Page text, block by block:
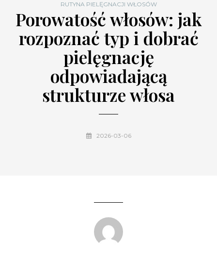
RUTYNA PIELĘGNACJI WŁOSÓW
Porowatość włosów: jak
rozpoznać typ i dobrać
pielęgnację
odpowiadającą
strukturze włosa
2026-03-06